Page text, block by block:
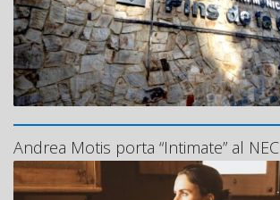
Andrea Motis porta “Intimate” al NEC